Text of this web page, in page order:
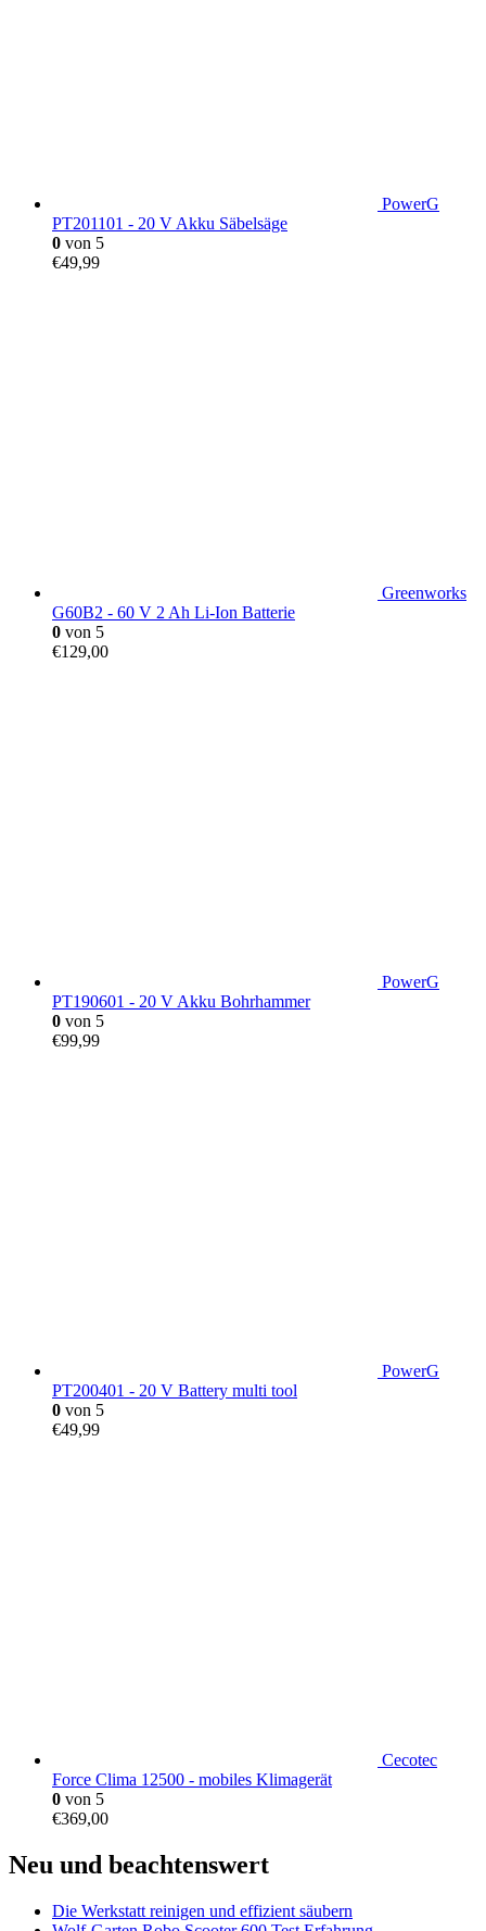
PowerG
PT201101 - 20 V Akku Säbelsäge
0 von 5
€49,99
Greenworks
G60B2 - 60 V 2 Ah Li-Ion Batterie
0 von 5
€129,00
PowerG
PT190601 - 20 V Akku Bohrhammer
0 von 5
€99,99
PowerG
PT200401 - 20 V Battery multi tool
0 von 5
€49,99
Cecotec
Force Clima 12500 - mobiles Klimagerät
0 von 5
€369,00
Neu und beachtenswert
Die Werkstatt reinigen und effizient säubern